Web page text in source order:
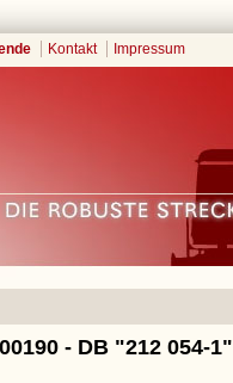
Kontakt Impressum
- DB "212 054-1"